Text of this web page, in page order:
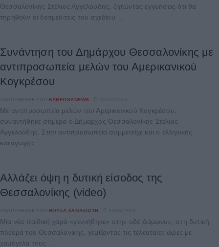
Θεσσαλονίκης Στέλιος Αγγελούδης, ζητώντας εγγυήσεις ότι θα
τηρηθούν οι δεσμεύσεις του σχεδίου ...
Συνάντηση του Δημάρχου Θεσσαλονίκης με
αντιπροσωπεία μελών του Αμερικανικού
Κογκρέσου
ΑΝΑΡΤΉΘΗΚΕ ΑΠΌ KARFITSANEWS
Με αντιπροσωπεία μελών του Αμερικανικού Κογκρέσου,
συναντήθηκε σήμερα ο Δήμαρχος Θεσσαλονίκης Στέλιος
Αγγελούδης. Στην αντιπροσωπεία συμμετείχε και ο ελληνικής
καταγωγής ...
Αλλάζει όψη η δυτική είσοδος της
Θεσσαλονίκης (video)
ΒΟΎΛΑ ΑΛΜΑΛΙΏΤΗ
Μία νέα παιδική χαρά «γεννήθηκε» στην οδό Δάμωνος, στη δυτική
πλευρά του Θεσσαλονίκης, γεμίζοντας τις τελευταίες ώρες με
χαμόγελα τους ...